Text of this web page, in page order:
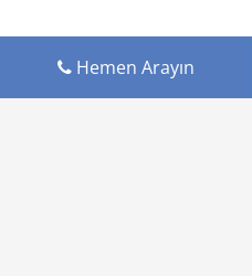
Hemen Arayın